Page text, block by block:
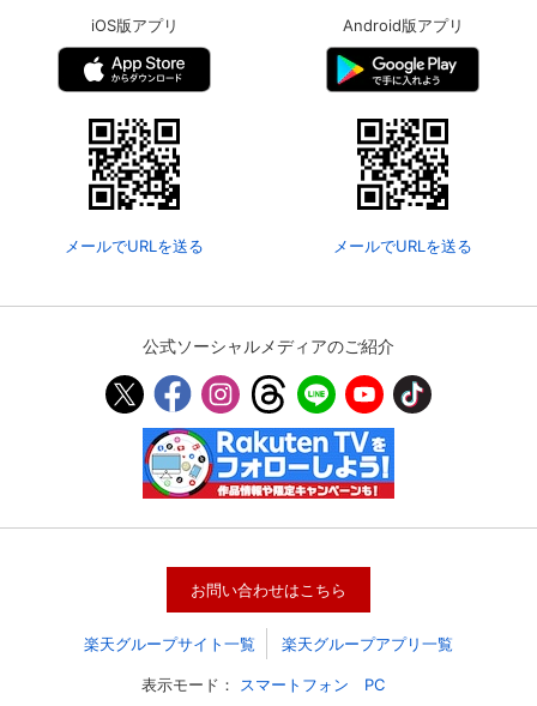
基本情報、本人連絡先、パスワード 、クレ
決済方法の変更が可能です。
iOS版アプリ
メールでURLを送る
Android版アプリ
メールでURLを送る
公式ソーシャルメディアのご紹介
お問い合わせはこちら
楽天グループサイト一覧 楽天グループアプリ一覧
表示モード： スマートフォン PC